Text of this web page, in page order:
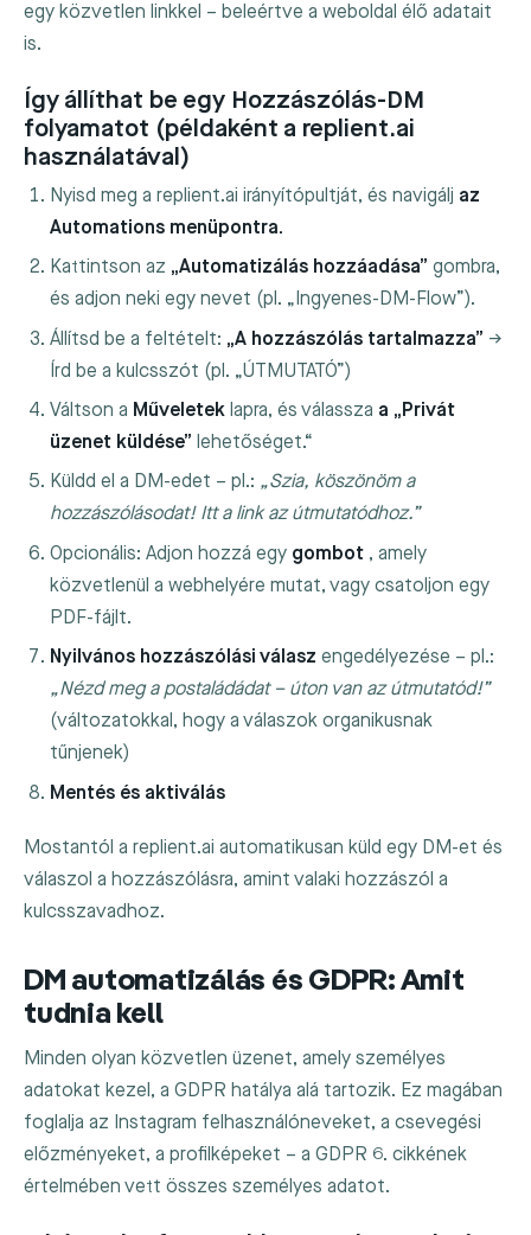
egy közvetlen linkkel – beleértve a weboldal élő adatait
is.
Így állíthat be egy Hozzászólás-DM
folyamatot (példaként a replient.ai
használatával)
Nyisd meg a replient.ai irányítópultját, és navigálj az
Automations menüpontra.
Kattintson az „Automatizálás hozzáadása” gombra,
és adjon neki egy nevet (pl. „Ingyenes-DM-Flow”).
Állítsd be a feltételt: „A hozzászólás tartalmazza” →
Írd be a kulcsszót (pl. „ÚTMUTATÓ”)
Váltson a Műveletek lapra, és válassza a „Privát
üzenet küldése” lehetőséget.“
Küldd el a DM-edet – pl.: „Szia, köszönöm a
hozzászólásodat! Itt a link az útmutatódhoz.”
Opcionális: Adjon hozzá egy gombot , amely
közvetlenül a webhelyére mutat, vagy csatoljon egy
PDF-fájlt.
Nyilvános hozzászólási válasz engedélyezése – pl.:
„Nézd meg a postaládádat – úton van az útmutatód!”
(változatokkal, hogy a válaszok organikusnak
tűnjenek)
Mentés és aktiválás
Mostantól a replient.ai automatikusan küld egy DM-et és
válaszol a hozzászólásra, amint valaki hozzászól a
kulcsszavadhoz.
DM automatizálás és GDPR: Amit
tudnia kell
Minden olyan közvetlen üzenet, amely személyes
adatokat kezel, a GDPR hatálya alá tartozik. Ez magában
foglalja az Instagram felhasználóneveket, a csevegési
előzményeket, a profilképeket – a GDPR 6. cikkének
értelmében vett összes személyes adatot.